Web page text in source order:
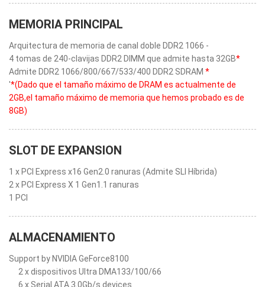
MEMORIA PRINCIPAL
Arquitectura de memoria de canal doble DDR2 1066 -
4 tomas de 240-clavijas DDR2 DIMM que admite hasta 32GB*
Admite DDR2 1066/800/667/533/400 DDR2 SDRAM *
'*(Dado que el tamaño máximo de DRAM es actualmente de
2GB,el tamaño máximo de memoria que hemos probado es de
8GB)
SLOT DE EXPANSION
1 x PCI Express x16 Gen2.0 ranuras (Admite SLI Híbrida)
2 x PCI Express X 1 Gen1.1 ranuras
1 PCI
ALMACENAMIENTO
Support by NVIDIA GeForce8100
2 x dispositivos Ultra DMA133/100/66
6 x Serial ATA 3.0Gb/s devices